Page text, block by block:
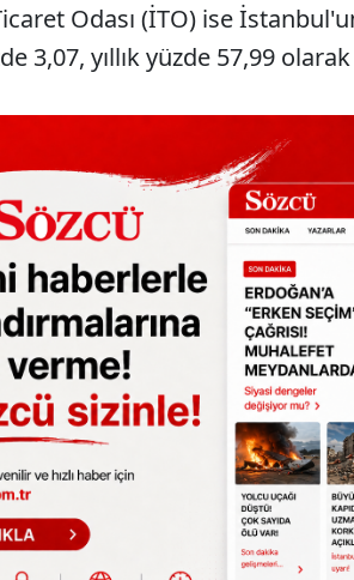
Odası (İTO) ise
3,07, yıllık yüzde 57,99 olarak